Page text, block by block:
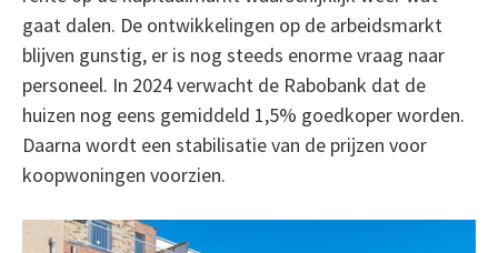
gaat dalen. De ontwikkelingen op de arbeidsmarkt
blijven gunstig, er is nog steeds enorme vraag naar
personeel. In 2024 verwacht de Rabobank dat de
huizen nog eens gemiddeld 1,5% goedkoper worden.
Daarna wordt een stabilisatie van de prijzen voor
koopwoningen voorzien.